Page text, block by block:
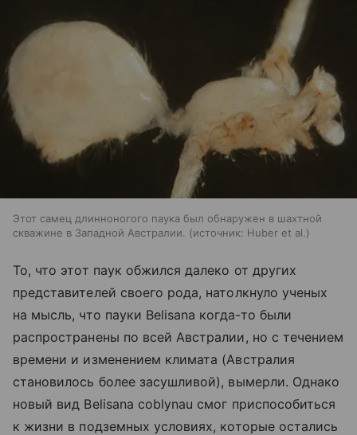
Этот самец длинноногого паука был обнаружен в шахтной
скважине в Западной Австралии.
источник: Huber et al.
То, что этот паук обжился далеко от других
представителей своего рода, натолкнуло ученых
на мысль, что пауки Belisana когда-то были
распространены по всей Австралии, но с течением
времени и изменением климата (Австралия
становилось более засушливой), вымерли. Однако
новый вид Belisana coblynau смог приспособиться
к жизни в подземных условиях, которые остались